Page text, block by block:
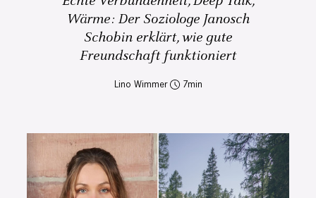
Wärme: Der Soziologe Janosch
Schobin erklärt, wie gute
Freundschaft funktioniert
Lino Wimmer 7